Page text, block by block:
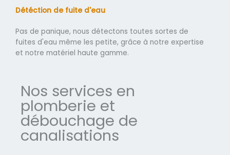
Détéction de fuite d'eau
Pas de panique, nous détectons toutes sortes de
fuites d'eau même les petite, grâce à notre expertise
et notre matériel haute gamme.
Nos services en
plomberie et
débouchage de
canalisations